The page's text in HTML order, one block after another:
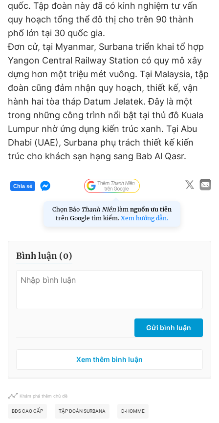
quốc. Tập đoàn này đã có kinh nghiệm tư vấn
quy hoạch tổng thể đô thị cho trên 90 thành
phố lớn tại 30 quốc gia.
Đơn cử, tại Myanmar, Surbana triển khai tổ hợp
Yangon Central Railway Station có quy mô xây
dựng hơn một triệu mét vuông. Tại Malaysia, tập
đoàn cũng đảm nhận quy hoạch, thiết kế, vận
hành hai tòa tháp Datum Jelatek. Đây là một
trong những công trình nổi bật tại thủ đô Kuala
Lumpur nhờ ứng dụng kiến trúc xanh. Tại Abu
Dhabi (UAE), Surbana phụ trách thiết kế kiến
trúc cho khách sạn hạng sang Bab Al Qasr.
Chia sẻ
Chọn Báo Thanh Niên làm nguồn ưu tiên
trên Google tìm kiếm. Xem hướng dẫn.
Bình luận (0)
Gửi bình luận
Xem thêm bình luận
Khám phá thêm chủ đề
BĐS CAO CẤP TẬP ĐOÀN SURBANA D-HOMME